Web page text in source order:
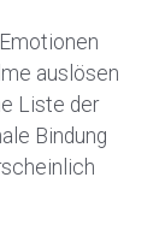
auslösen
Liste der
Bindung